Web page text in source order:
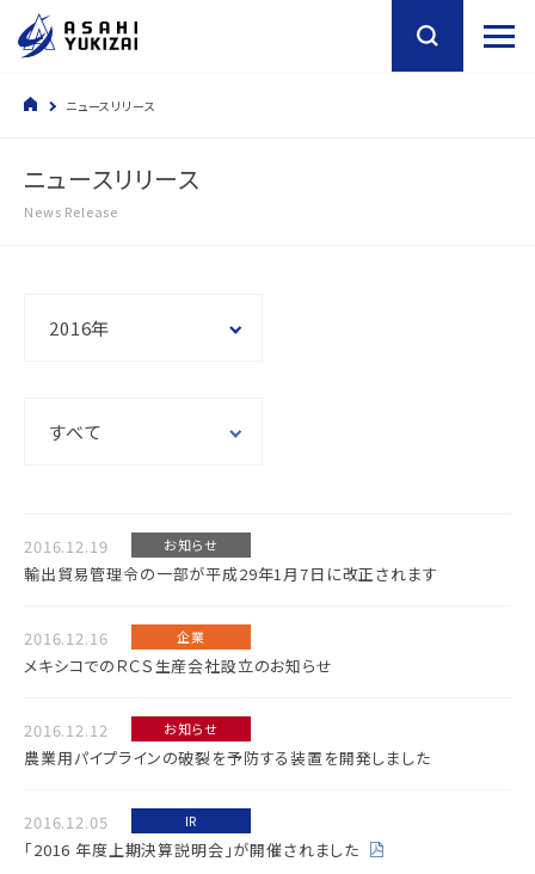
ニュースリリース
ニュースリリース
News Release
2016年
すべて
2016.12.19 お知らせ
輸出貿易管理令の一部が平成29年1月7日に改正されます
2016.12.16 企業
メキシコでのＲＣＳ生産会社設立のお知らせ
2016.12.12 お知らせ
農業用パイプラインの破裂を予防する装置を開発しました
2016.12.05 IR
「2016 年度上期決算説明会」が開催されました